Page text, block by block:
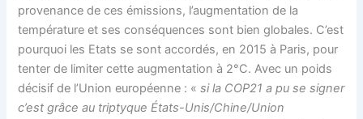
provenance de ces émissions, l’augmentation de la
température et ses conséquences sont bien globales. C’est
pourquoi les Etats se sont accordés, en 2015 à Paris, pour
tenter de limiter cette augmentation à 2°C. Avec un poids
décisif de l’Union européenne : «si la COP21 a pu se signer
c’est grâce au triptyque États-Unis/Chine/Union